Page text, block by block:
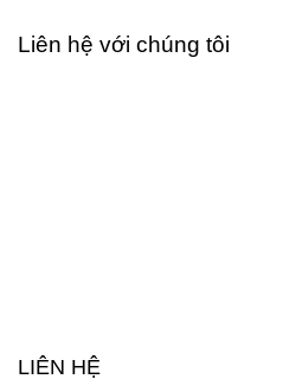
Liên hệ với chúng tôi
LIÊN HỆ